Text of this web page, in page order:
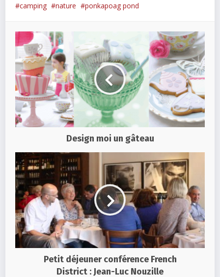
camping
nature ponkapoag pond
Design moi un gâteau
Petit déjeuner conférence French
District : Jean-Luc Nouzille